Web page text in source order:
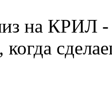
на КРИЛ -